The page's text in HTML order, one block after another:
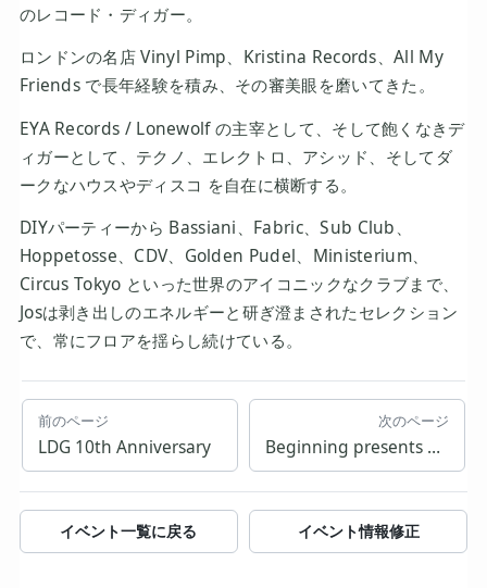
のレコード・ディガー。
ロンドンの名店 Vinyl Pimp、Kristina Records、All My
Friends で長年経験を積み、その審美眼を磨いてきた。
EYA Records / Lonewolf の主宰として、そして飽くなきデ
ィガーとして、テクノ、エレクトロ、アシッド、そしてダ
ークなハウスやディスコ を自在に横断する。
DIYパーティーから Bassiani、Fabric、Sub Club、
Hoppetosse、CDV、Golden Pudel、Ministerium、
Circus Tokyo といった世界のアイコニックなクラブまで、
Josは剥き出しのエネルギーと研ぎ澄まされたセレクション
で、常にフロアを揺らし続けている。
前のページ
LDG 10th Anniversary
次のページ
Beginning presents 33 Below Tokyo show
イベント一覧に戻る イベント情報修正